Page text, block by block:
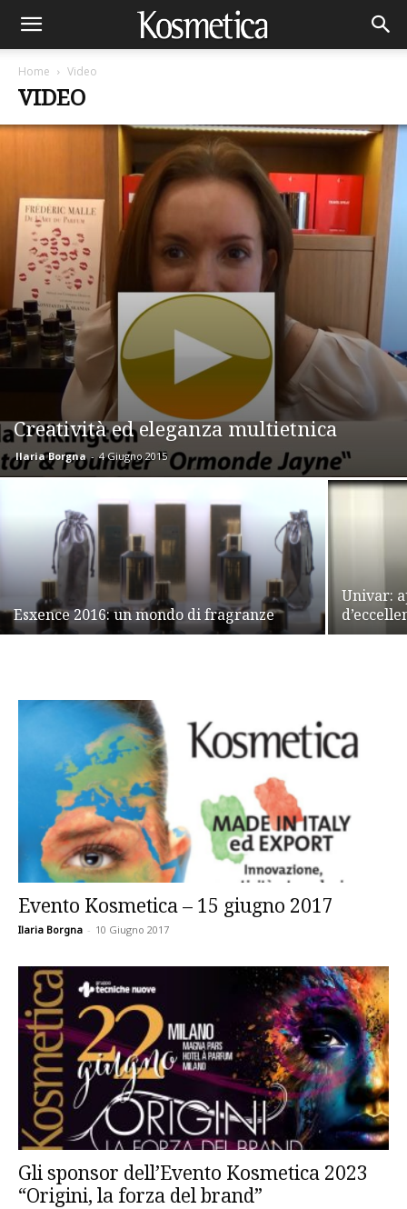
Home Video
VIDEO
Creatività ed eleganza multietnica
Ilaria Borgna - 4 Giugno 2015
Esxence 2016: un mondo di fragranze
Univar:
Evento Kosmetica – 15 giugno 2017
Ilaria Borgna - 10 Giugno 2017
Gli sponsor dell’Evento Kosmetica 2023
“Origini, la forza del brand”